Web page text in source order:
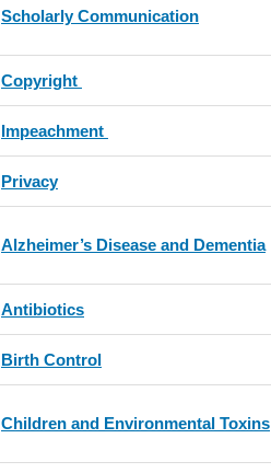
Scholarly Communication
Copyright
Impeachment
Privacy
Alzheimer’s Disease and Dementia
Antibiotics
Birth Control
Children and Environmental Toxins